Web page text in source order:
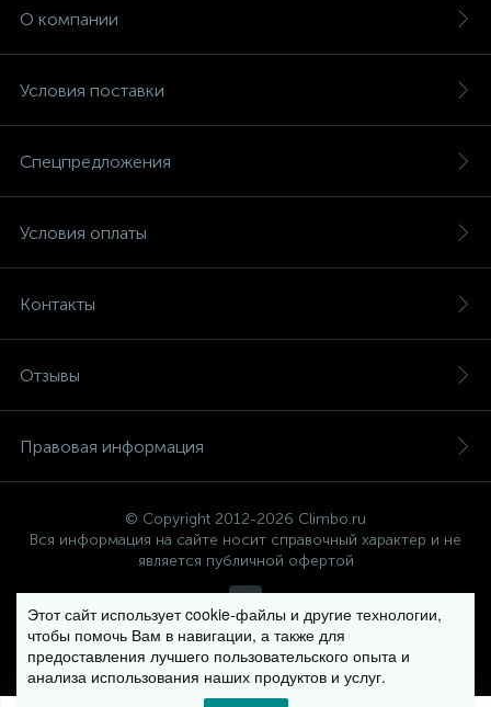
О компании
Условия поставки
Спецпредложения
Условия оплаты
Контакты
Отзывы
Правовая информация
© Copyright 2012-2026 Climbo.ru
Вся информация на сайте носит справочный характер и не
является публичной офертой
Политика компании в отношении обработки персональных
данных
Этот сайт использует cookie-файлы и другие технологии,
чтобы помочь Вам в навигации, а также для
предоставления лучшего пользовательского опыта и
анализа использования наших продуктов и услуг.